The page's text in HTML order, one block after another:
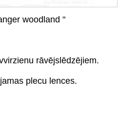
woodland "
rāvējslēdzējiem.
plecu lences.